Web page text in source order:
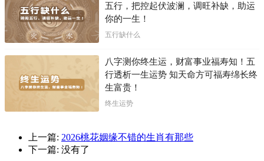
五行，把控起伏波澜，调旺补缺，助运
你的一生！
五行缺什么
八字测你终生运，财富事业福寿知！五
行透析一生运势 知天命方可福寿绵长终
生富贵！
终生运势
上一篇: 2026桃花姻缘不错的生肖有那些
下一篇: 没有了